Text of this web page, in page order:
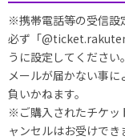
※携帯電話等の受信設
必ず「
うに設定してください。
メールが届かない事
負いかねます。
※ご購入されたチケッ
ャンセルはお受けでき